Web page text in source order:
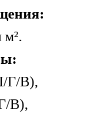
(Ш/
(Ш/Г/